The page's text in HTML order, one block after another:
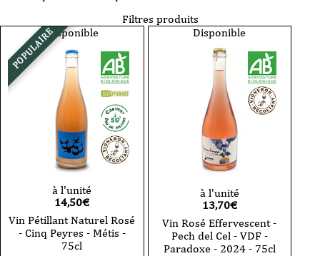
Filtres produits
POPULAIREDisponible
à l'unité
14,50€
Vin Pétillant Naturel Rosé
- Cinq Peyres - Métis -
75cl
Disponible
à l'unité
13,70€
Vin Rosé Effervescent -
Pech del Cel - VDF -
Paradoxe - 2024 - 75cl